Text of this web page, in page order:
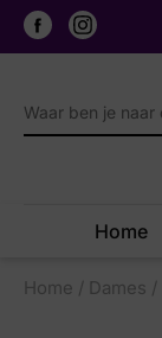
Home
Home / Dames /